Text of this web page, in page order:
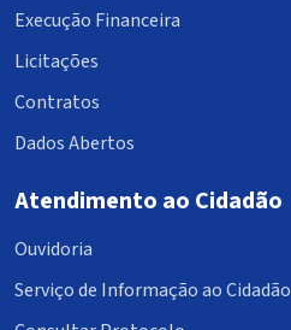
Execução Financeira
Licitações
Contratos
Dados Abertos
Atendimento ao Cidadão
Ouvidoria
Serviço de Informação ao Cidadão